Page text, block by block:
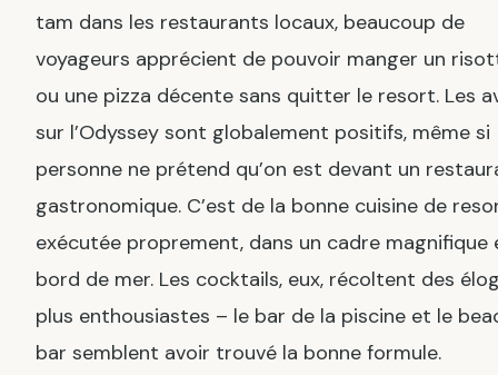
tam dans les restaurants locaux, beaucoup de
voyageurs apprécient de pouvoir manger un
ou une pizza décente sans quitter le resort. Les
sur l’Odyssey sont globalement positifs, même si
personne ne prétend qu’on est devant un
gastronomique. C’est de la bonne cuisine de
exécutée proprement, dans un cadre magnifique
bord de mer. Les cocktails, eux, récoltent des
plus enthousiastes – le bar de la piscine et le
bar semblent avoir trouvé la bonne formule.